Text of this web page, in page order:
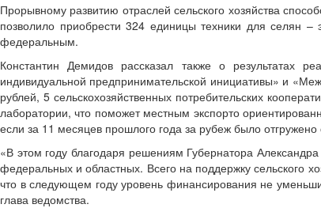
Прорывному развитию отраслей сельского хозяйства
позволило приобрести 324 единицы техники для селян
федеральным.
Константин Демидов рассказал также о результатах
индивидуальной предпринимательской инициативы» и
рублей, 5 сельскохозяйственных потребительских
лаборатории, что поможет местным экспорто
если за 11 месяцев прошлого года за рубеж было
«В этом году благодаря решениям Губернатора
федеральных и областных. Всего на поддержку сельского
что в следующем году уровень финансирования не
глава ведомства.